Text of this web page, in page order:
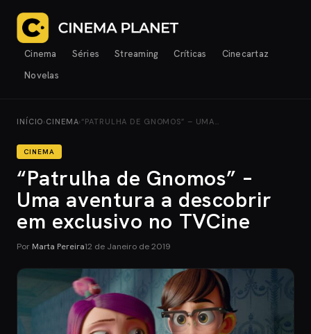
Cinema Séries Streaming Críticas
Cinecartaz
Novelas
INÍCIO› CINEMA›“PATRULHA DE GNOMOS” – UMA…
CINEMA
“Patrulha de Gnomos” –
Uma aventura a descobrir
em exclusivo no TVCine
Por Marta Pereira12 de Janeiro de 2019